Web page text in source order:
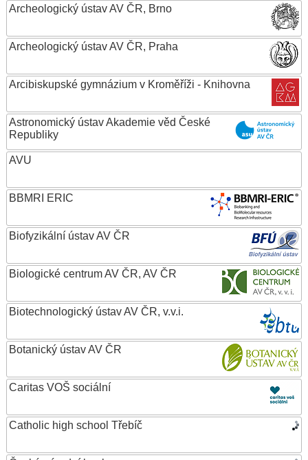
Archeologický ústav AV ČR, Brno
Archeologický ústav AV ČR, Praha
Arcibiskupské gymnázium v Kroměříži - Knihovna
Astronomický ústav Akademie věd České
Republiky
AVU
BBMRI ERIC
Biofyzikální ústav AV ČR
Biologické centrum AV ČR, AV ČR
Biotechnologický ústav AV ČR, v.v.i.
Botanický ústav AV ČR
Caritas VOŠ sociální
Catholic high school Třebíč